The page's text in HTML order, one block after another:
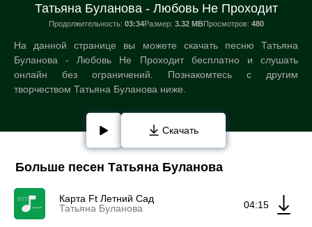
Татьяна Буланова - Любовь Не Проходит
Продолжительность: 03:34Размер: 3.32 MBПросмотров: 480
На данной странице вы можете скачать песню Татьяна
Буланова - Любовь Не Проходит бесплатно и слушать
онлайн без ограничений. Познакомтесь с другим
творчеством Татьяна Буланова ниже.
Скачать
Больше песен Татьяна Буланова
Карта Ft Летний Сад
Татьяна Буланова
04:15